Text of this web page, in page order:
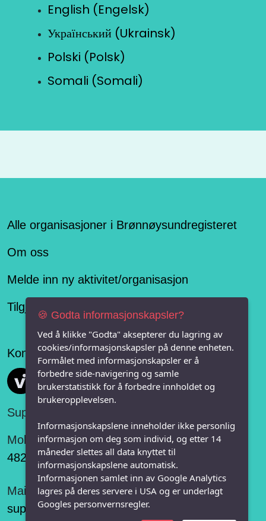
English (Engelsk)
Український (Ukrainsk)
Polski (Polsk)
Somali (Somali)
Alle organisasjoner i Brønnøysundregisteret
Om oss
Melde inn ny aktivitet/organisasjon
Tilgjengelighetserklæring
Konseptet er levert av
Vi FRITID
Support:
Mobil:
482 75 848
Mail:
support@vifritid.no
🍪 Godta informasjonskapsler?
Ved å klikke "Godta" aksepterer du lagring av
cookies/informasjonskapsler på denne enheten.
Formålet med informasjonskapsler er å
forbedre side-navigering og samle
brukerstatistikk for å forbedre innholdet og
brukeropplevelsen.
Informasjonskapslene inneholder ikke personlig
informasjon om deg som individ, og etter 14
måneder slettes all data knyttet til
informasjonskapslene automatisk.
Informasjonen samlet inn av Google Analytics
lagres på deres servere i USA og er underlagt
Googles personvernsregler.